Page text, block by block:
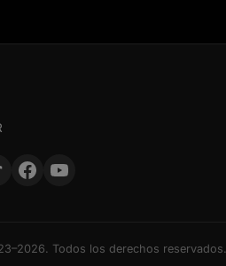
Todos los derechos reservados.